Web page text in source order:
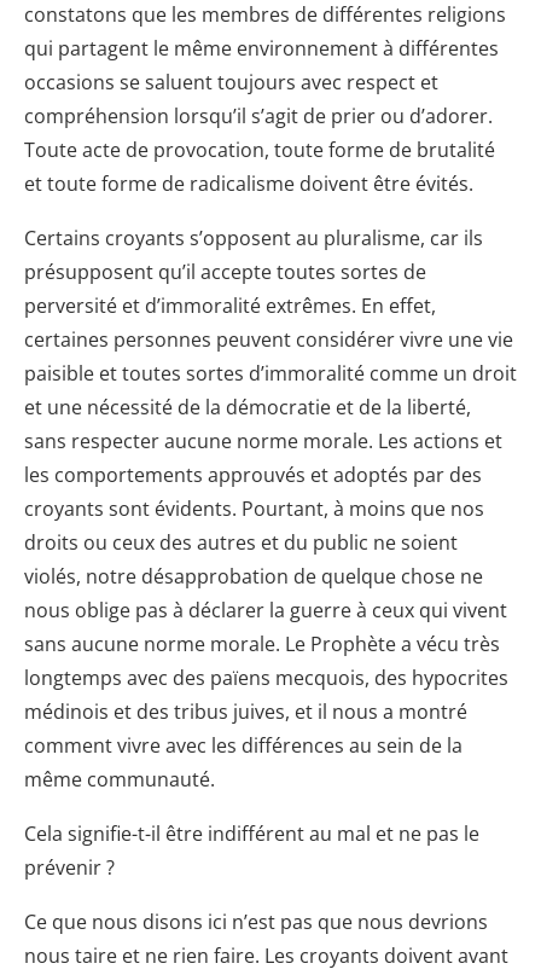
constatons que les membres de différentes religions
qui partagent le même environnement à différentes
occasions se saluent toujours avec respect et
compréhension lorsqu’il s’agit de prier ou d’adorer.
Toute acte de provocation, toute forme de brutalité
et toute forme de radicalisme doivent être évités.
Certains croyants s’opposent au pluralisme, car ils
présupposent qu’il accepte toutes sortes de
perversité et d’immoralité extrêmes. En effet,
certaines personnes peuvent considérer vivre une vie
paisible et toutes sortes d’immoralité comme un droit
et une nécessité de la démocratie et de la liberté,
sans respecter aucune norme morale. Les actions et
les comportements approuvés et adoptés par des
croyants sont évidents. Pourtant, à moins que nos
droits ou ceux des autres et du public ne soient
violés, notre désapprobation de quelque chose ne
nous oblige pas à déclarer la guerre à ceux qui vivent
sans aucune norme morale. Le Prophète a vécu très
longtemps avec des païens mecquois, des hypocrites
médinois et des tribus juives, et il nous a montré
comment vivre avec les différences au sein de la
même communauté.
Cela signifie-t-il être indifférent au mal et ne pas le
prévenir ?
Ce que nous disons ici n’est pas que nous devrions
nous taire et ne rien faire. Les croyants doivent avant